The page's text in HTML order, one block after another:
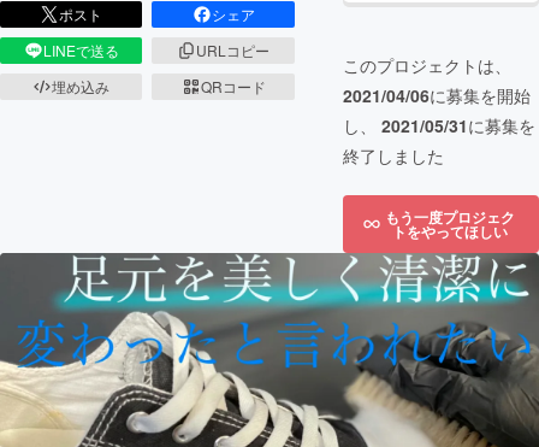
ポスト
シェア
LINEで送る
URLコピー
埋め込み
QRコード
このプロジェクトは、
2021/04/06に募集を開始
し、 2021/05/31に募集を
終了しました
もう一度プロジェク
トをやってほしい